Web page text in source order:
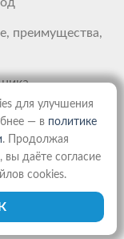
преимущества,
для улучшения
— в политике
. Продолжая
вы даёте согласие
cookies.